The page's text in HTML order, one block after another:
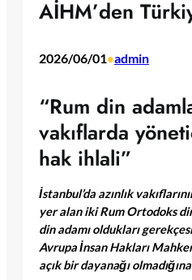
AİHM’den
2026/06/01•admin
“Rum din
vakıflarda
hak ihlali”
İstanbul’da azınlık
yer alan iki Rum Ortodoks
din adamı oldukları
Avrupa İnsan Hakları
açık bir dayanağı